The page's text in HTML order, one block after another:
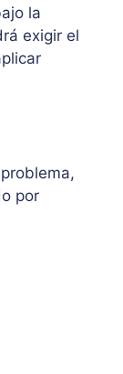
la
exigir el
por